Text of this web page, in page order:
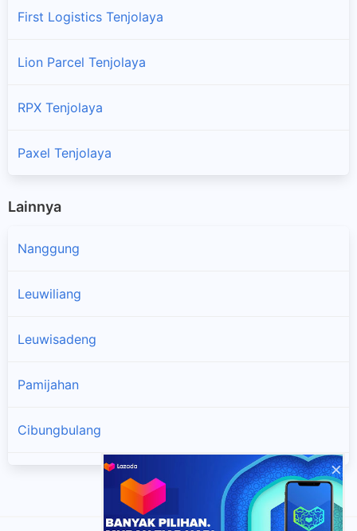
First Logistics Tenjolaya
Lion Parcel Tenjolaya
RPX Tenjolaya
Paxel Tenjolaya
Lainnya
Nanggung
Leuwiliang
Leuwisadeng
Pamijahan
Cibungbulang
×